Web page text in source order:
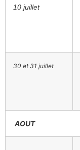
10 juillet
30 et 31 juillet
AOUT